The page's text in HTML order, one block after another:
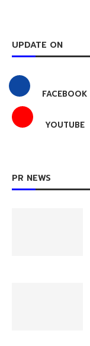
UPDATE ON
FACEBOOK
YOUTUBE
PR NEWS